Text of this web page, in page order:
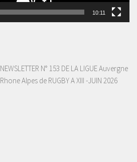
10:11
NEWSLETTER N° 153 DE LA LIGUE Auvergne
Rhone Alpes de RUGBY A XIII -JUIN 2026